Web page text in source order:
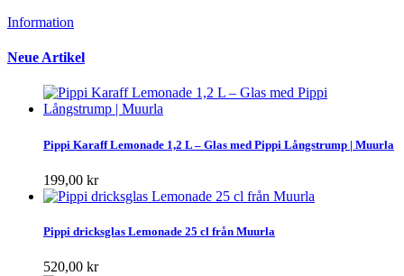
Information
Neue Artikel
Pippi Karaff Lemonade 1,2 L – Glas med Pippi Långstrump | Muurla
199,00 kr
Pippi dricksglas Lemonade 25 cl från Muurla
520,00 kr